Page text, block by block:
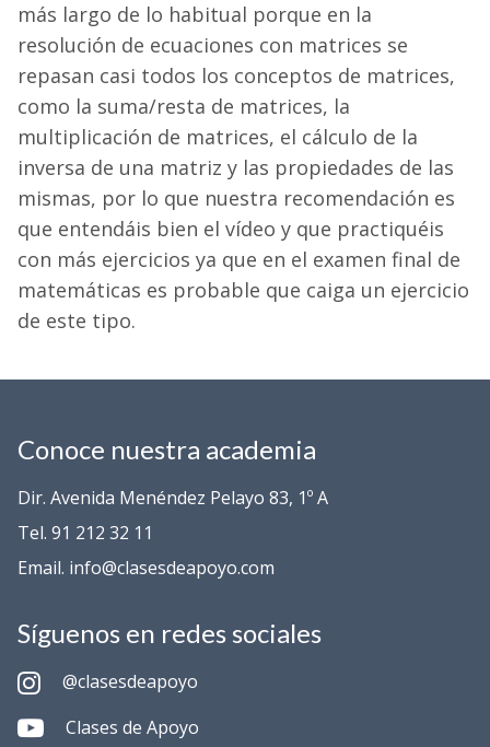
más largo de lo habitual porque en la
resolución de ecuaciones con matrices se
repasan casi todos los conceptos de matrices,
como la suma/resta de matrices, la
multiplicación de matrices, el cálculo de la
inversa de una matriz y las propiedades de las
mismas, por lo que nuestra recomendación es
que entendáis bien el vídeo y que practiquéis
con más ejercicios ya que en el examen final de
matemáticas es probable que caiga un ejercicio
de este tipo.
Conoce nuestra academia
Dir. Avenida Menéndez Pelayo 83, 1º A
Tel. 91 212 32 11
Email. info@clasesdeapoyo.com
Síguenos en redes sociales
@clasesdeapoyo
Clases de Apoyo